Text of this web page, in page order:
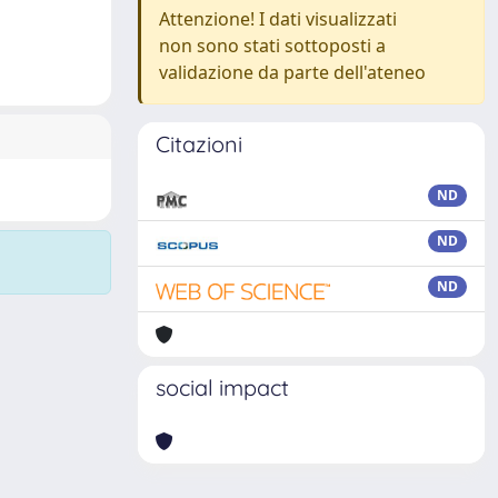
Attenzione! I dati visualizzati
non sono stati sottoposti a
validazione da parte dell'ateneo
Citazioni
ND
ND
ND
social impact